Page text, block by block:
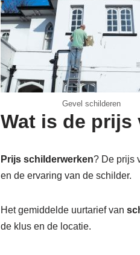
Gevel schilderen
Wat is de prijs
Prijs schilderwerken? De prijs
en de ervaring van de schilder.
Het gemiddelde uurtarief van
de klus en de locatie.